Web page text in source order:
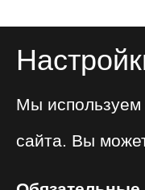
Мы
сайта. Вы